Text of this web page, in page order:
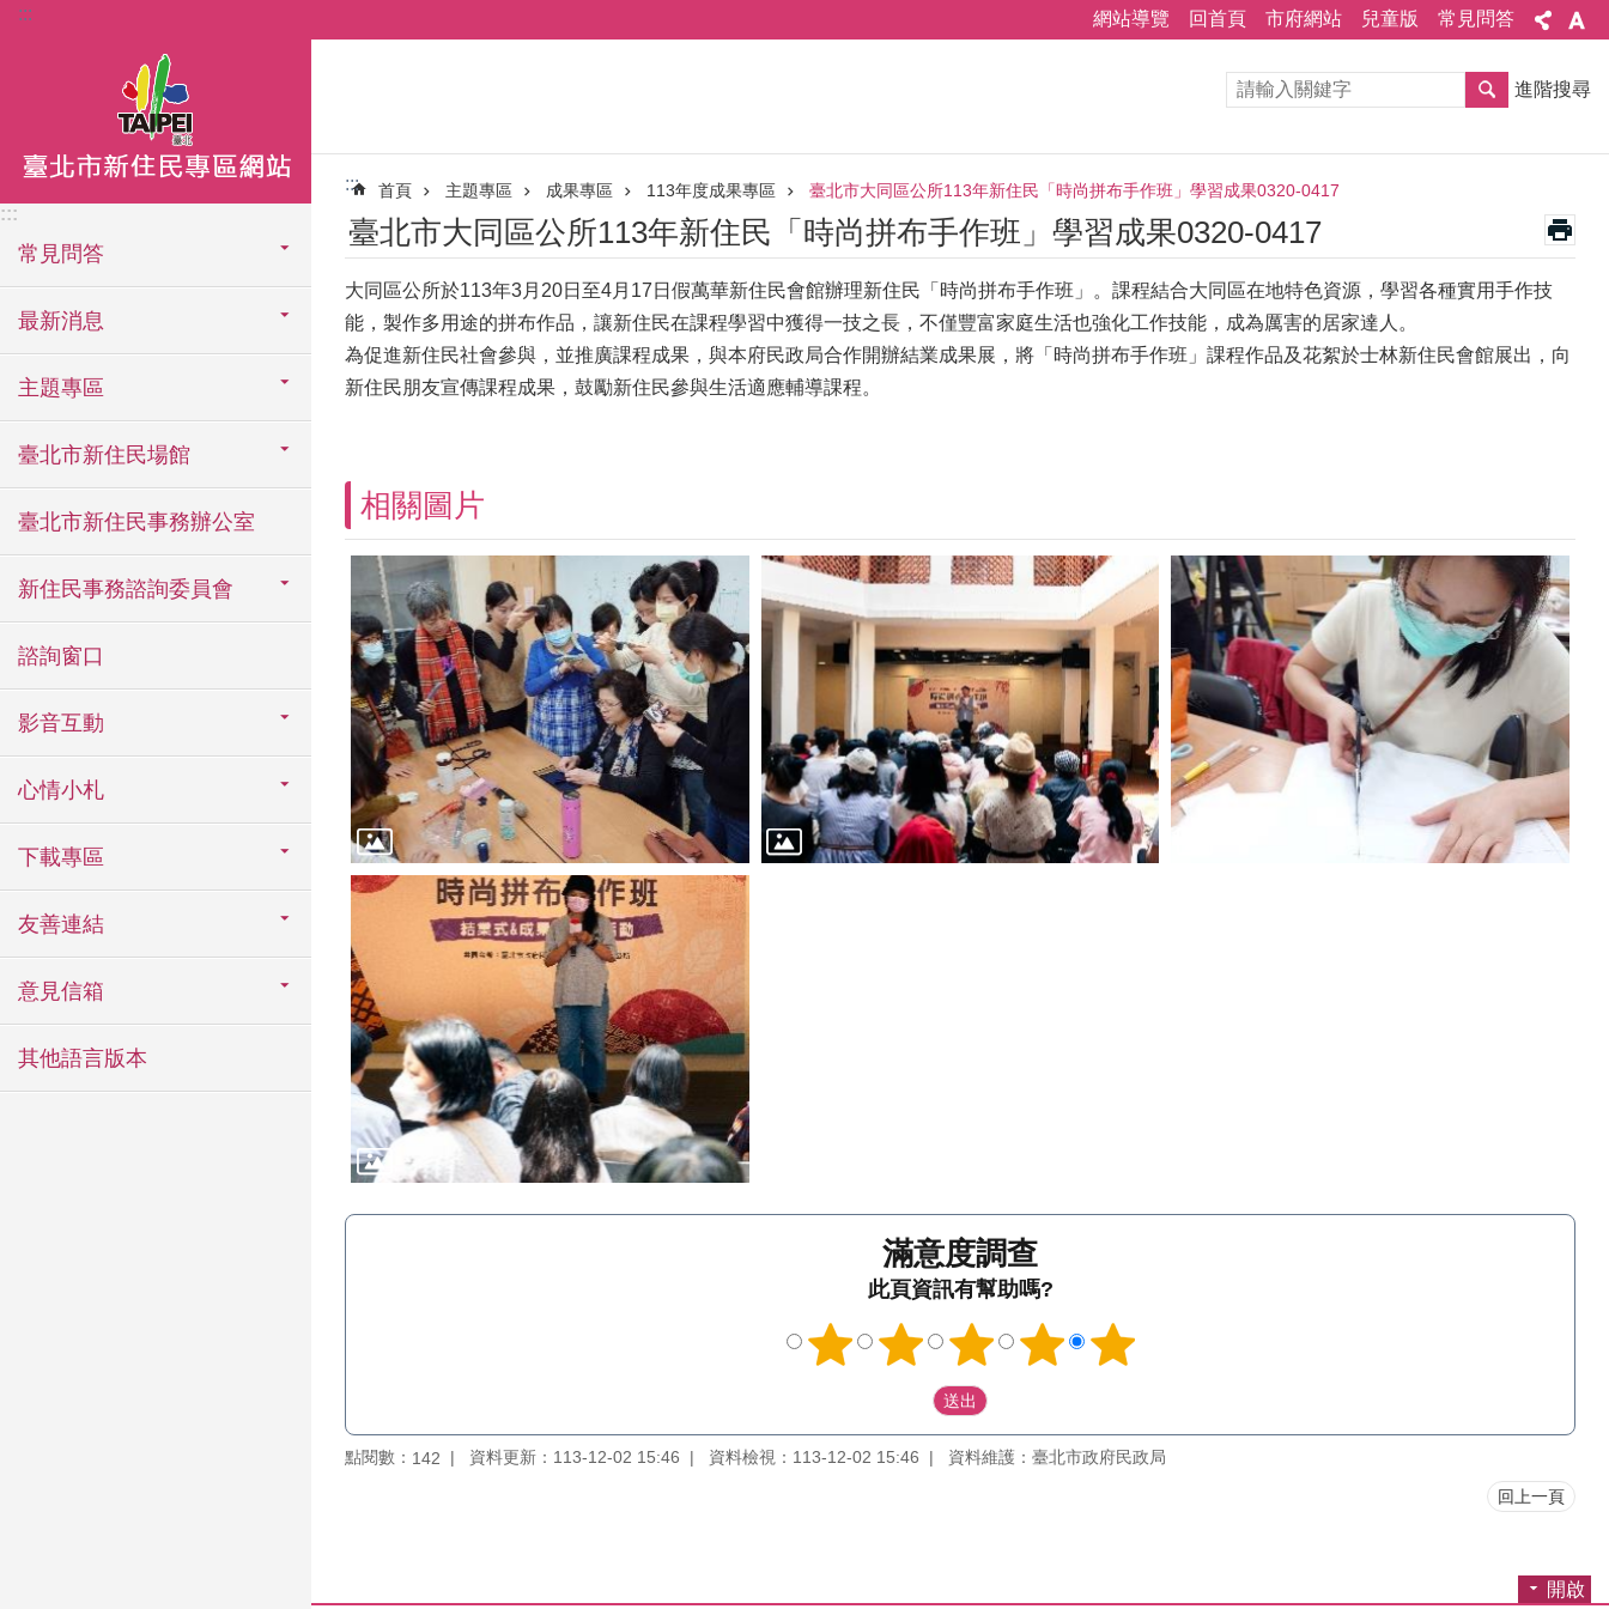
跳到主要內容區塊
::: 網站導覽 回首頁 市府網站 兒童版 常見問答
:::
常見問答
最新消息
主題專區
臺北市新住民場館
臺北市新住民事務辦公室
新住民事務諮詢委員會
諮詢窗口
影音互動
心情小札
下載專區
友善連結
意見信箱
其他語言版本
進階搜尋
::: 首頁 主題專區 成果專區 113年度成果專區 臺北市大同區公所113年新住民「時尚拼布手作班」學習成果0320-0417
臺北市大同區公所113年新住民「時尚拼布手作班」學習成果0320-0417
大同區公所於113年3月20日至4月17日假萬華新住民會館辦理新住民「時尚拼布手作班」。課程結合大同區在地特色資源，學習各種實用手作技
能，製作多用途的拼布作品，讓新住民在課程學習中獲得一技之長，不僅豐富家庭生活也強化工作技能，成為厲害的居家達人。
為促進新住民社會參與，並推廣課程成果，與本府民政局合作開辦結業成果展，將「時尚拼布手作班」課程作品及花絮於士林新住民會館展出，向
新住民朋友宣傳課程成果，鼓勵新住民參與生活適應輔導課程。
相關圖片
滿意度調查
此頁資訊有幫助嗎?
點閱數： 142 資料更新：113-12-02 15:46 資料檢視：113-12-02 15:46 資料維護：臺北市政府民政局
回上一頁
開啟